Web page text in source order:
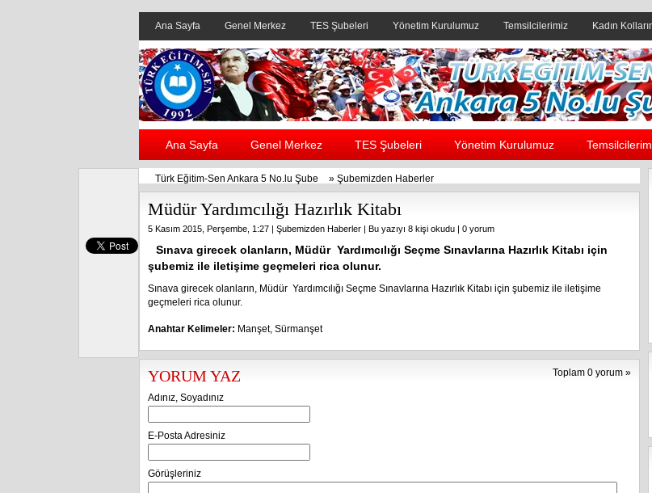
Ana Sayfa Genel Merkez TES Şubeleri Yönetim Kurulumuz Temsilcilerimiz Kadın
Header yanı reklam alanı
Ana Sayfa Genel Merkez TES Şubeleri Yönetim Kurulumuz
Türk Eğitim-Sen Ankara 5 No.lu Şube » Şubemizden Haberler
Müdür Yardımcılığı Hazırlık Kitabı
5 Kasım 2015, Perşembe, 1:27 | Şubemizden Haberler | Bu yazıyı 8 kişi okudu | 0 yorum
Sınava girecek olanların, Müdür Yardımcılığı Seçme Sınavlarına Hazırlık Kitabı için
şubemiz ile iletişime geçmeleri rica olunur.
Sınava girecek olanların, Müdür Yardımcılığı Seçme Sınavlarına Hazırlık Kitabı için şubemiz ile iletişime
geçmeleri rica olunur.
Anahtar Kelimeler: Manşet, Sürmanşet
Toplam 0 yorum »
YORUM YAZ
Adınız, Soyadınız
E-Posta Adresiniz
Görüşleriniz